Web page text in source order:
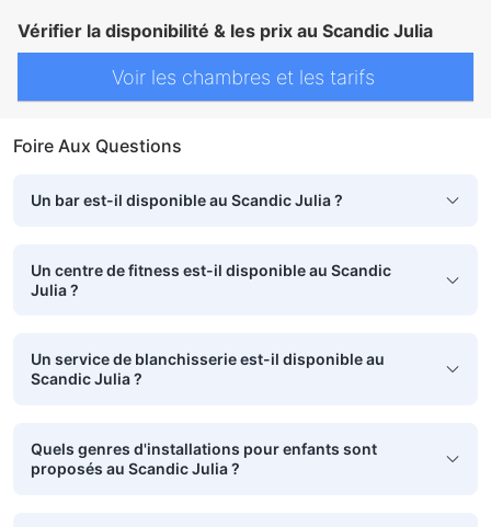
Vérifier la disponibilité & les prix au Scandic Julia
Voir les chambres et les tarifs
Foire Aux Questions
Un bar est-il disponible au Scandic Julia ?
Un centre de fitness est-il disponible au Scandic
Julia ?
Un service de blanchisserie est-il disponible au
Scandic Julia ?
Quels genres d'installations pour enfants sont
proposés au Scandic Julia ?